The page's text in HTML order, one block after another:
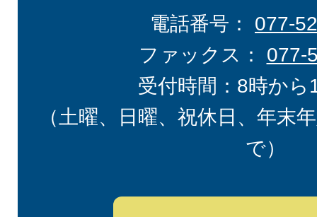
電話番号： 077-
ファックス： 077-
受付時間：8時から
（土曜、日曜、祝休日、年末
で）